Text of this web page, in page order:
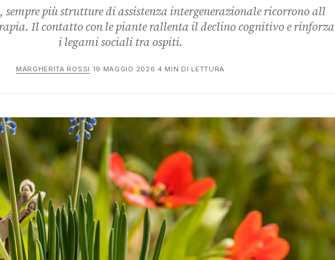
più strutture di assistenza intergenerazionale ricorrono all
Il contatto con le piante rallenta il declino cognitivo e rinforza
i legami sociali tra ospiti.
MARGHERITA ROSSI · 19 MAGGIO 2026· 4 MIN DI LETTURA